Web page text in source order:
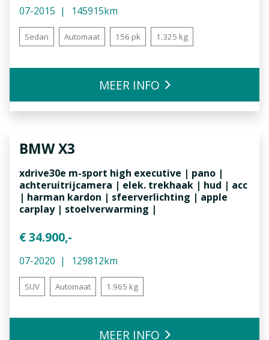
07-2015 145915km
Sedan Automaat 156 pk 1.325 kg
MEER INFO
BMWX3
xdrive30e m-sport high executive | pano |
achteruitrijcamera | elek. trekhaak | hud | acc
| harman kardon | sfeerverlichting | apple
carplay | stoelverwarming |
€ 34.900,-
07-2020 129812km
SUV Automaat 1.965 kg
MEER INFO